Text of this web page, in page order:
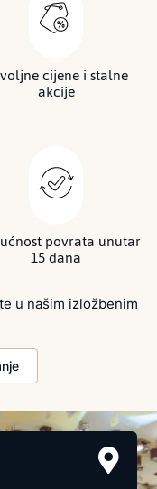
cijene i stalne
akcije
povrata unutar
15 dana
u našim izložbenim